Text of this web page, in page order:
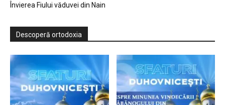
Învierea Fiului văduvei din Nain
Descoperă ortodoxia